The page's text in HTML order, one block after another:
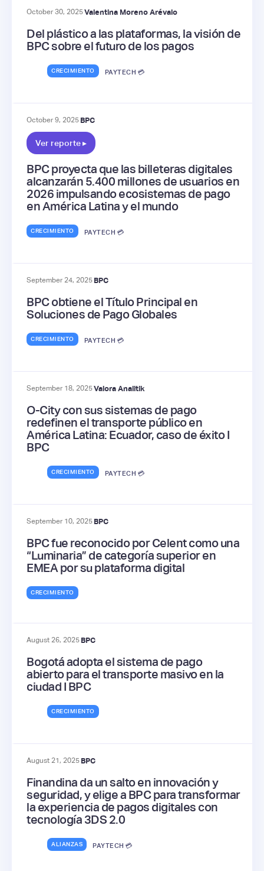
October 30, 2025Valentina Moreno Arévalo
Del plástico a las plataformas, la visión de
BPC sobre el futuro de los pagos
CRECIMIENTO PAYTECH 💳
October 9, 2025 BPC
Ver reporte ▸
BPC proyecta que las billeteras digitales
alcanzarán 5.400 millones de usuarios en
2026 impulsando ecosistemas de pago
en América Latina y el mundo
CRECIMIENTO PAYTECH 💳
September 24, 2025 BPC
BPC obtiene el Título Principal en
Soluciones de Pago Globales
CRECIMIENTO PAYTECH 💳
September 18, 2025Valora Analitik
O-City con sus sistemas de pago
redefinen el transporte público en
América Latina: Ecuador, caso de éxito I
BPC
CRECIMIENTO PAYTECH 💳
September 10, 2025 BPC
BPC fue reconocido por Celent como una
“Luminaria” de categoría superior en
EMEA por su plataforma digital
CRECIMIENTO
August 26, 2025 BPC
Bogotá adopta el sistema de pago
abierto para el transporte masivo en la
ciudad I BPC
CRECIMIENTO
August 21, 2025 BPC
Finandina da un salto en innovación y
seguridad, y elige a BPC para transformar
la experiencia de pagos digitales con
tecnología 3DS 2.0
ALIANZAS PAYTECH 💳